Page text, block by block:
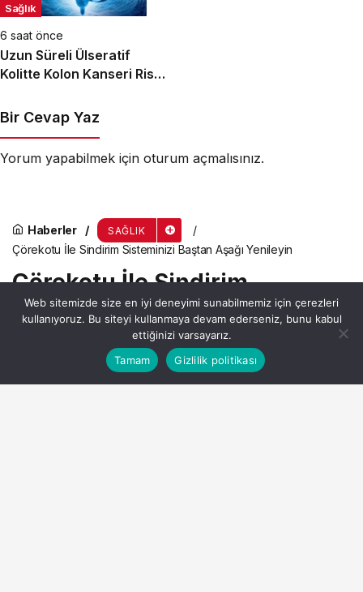
Sağlık
6 saat önce
Uzun Süreli Ülseratif
Kolitte Kolon Kanseri Riski
Bir Cevap Yaz
Yorum yapabilmek için oturum açmalısınız.
Haberler SAĞLIK
Çörekotu İle Sindirim Sisteminizi Baştan Aşağı Yenileyin
Çörekotu İle Sindirim
Sisteminizi Baştan Aşağı
Bu web sitesinde en iyi deneyimi yaşamanızı sağlamak
için çerezler kullanılmaktadır.
Akış
Web sitemizde size en iyi deneyimi sunabilmemiz için çerezleri
kullanıyoruz. Bu siteyi kullanmaya devam ederseniz, bunu kabul
ettiğinizi varsayarız.
Tamam
Gizlilik politikası